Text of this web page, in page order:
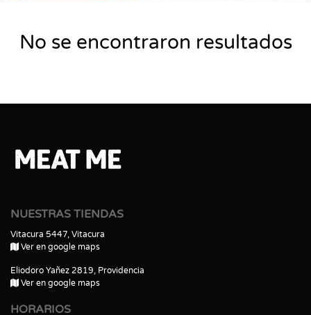
No se encontraron resultados
NUESTRAS TIENDAS
Vitacura 5447, Vitacura
Ver en google maps
Eliodoro Yañez 2819, Providencia
Ver en google maps
HORARIOS